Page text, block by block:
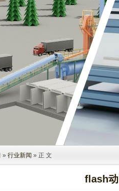
» 行业新闻 » 正 文
flash